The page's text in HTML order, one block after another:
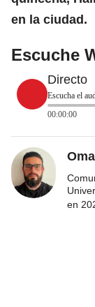
en la ciudad.
Escuche
Directo
Escucha el
00:00:00
en